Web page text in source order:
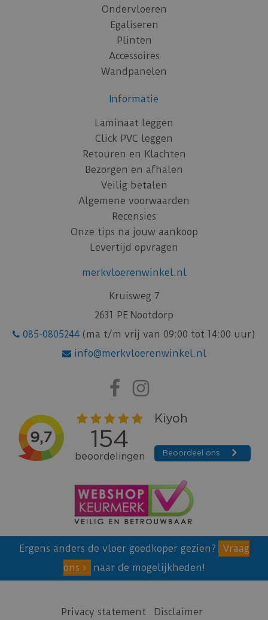
Ondervloeren
Egaliseren
Plinten
Accessoires
Wandpanelen
Informatie
Laminaat leggen
Click PVC leggen
Retouren en Klachten
Bezorgen en afhalen
Veilig betalen
Algemene voorwaarden
Recensies
Onze tips na jouw aankoop
Levertijd opvragen
merkvloerenwinkel.nl
Kruisweg 7
2631 PE Nootdorp
085-0805244 (ma t/m vrij van 09:00 tot 14:00 uur)
info@merkvloerenwinkel.nl
Ergens anders de vloer goedkoper gezien?
Vraag
ons
naar de mogelijkheden!
Privacy statement Disclaimer